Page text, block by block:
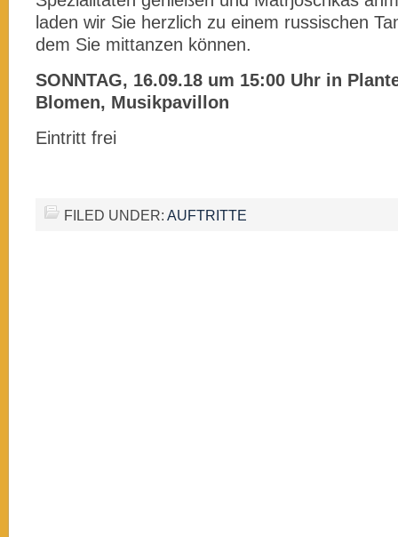
laden wir Sie herzlich zu einem russischen
dem Sie mittanzen können.
SONNTAG, 16.09.18 um 15:00 Uhr in
Blomen, Musikpavillon
Eintritt frei
FILED UNDER: AUFTRITTE